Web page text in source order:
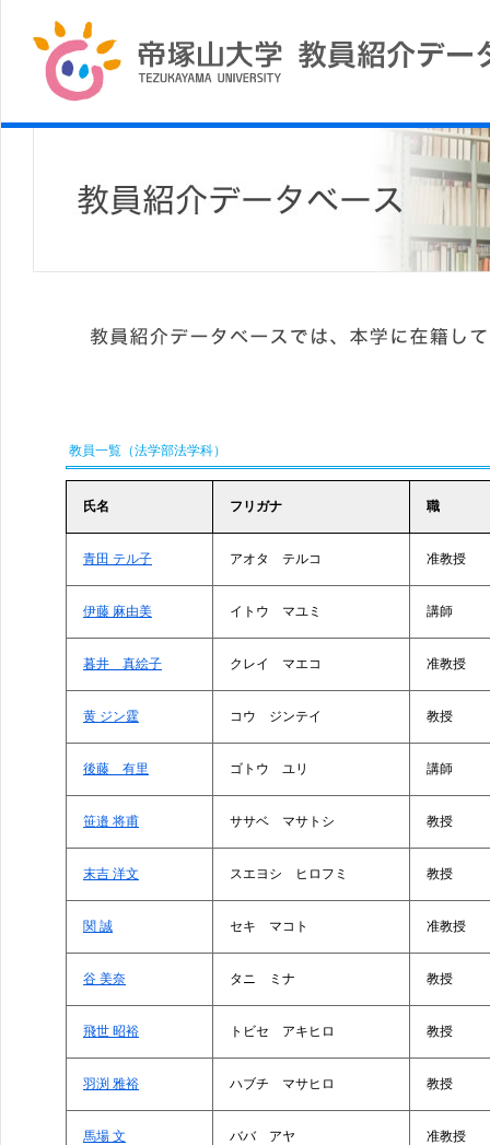
教員一覧（法学部法学科）
氏名 フリガナ 職
青田 テル子 アオタ テルコ 准教授
伊藤 麻由美 イトウ マユミ 講師
暮井 真絵子 クレイ マエコ 准教授
黄 ジン霆 コウ ジンテイ 教授
後藤 有里 ゴトウ ユリ 講師
笹邉 将甫 ササベ マサトシ 教授
末吉 洋文 スエヨシ ヒロフミ 教授
関 誠 セキ マコト 准教授
谷 美奈 タニ ミナ 教授
飛世 昭裕 トビセ アキヒロ 教授
羽渕 雅裕 ハブチ マサヒロ 教授
馬場 文 ババ アヤ 准教授